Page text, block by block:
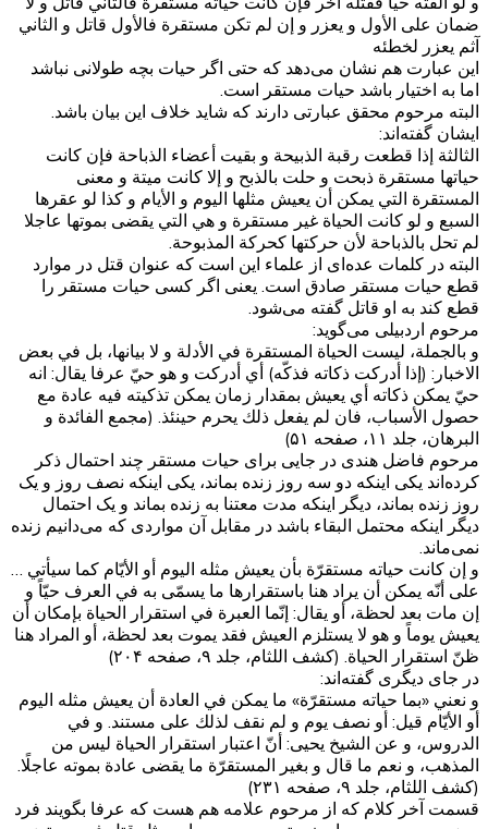
ضمان على الأول و يعزر و إن لم تكن مستقرة فالأول قاتل و الثاني
آثم يعزر لخطئه
این عبارت هم نشان می‌دهد که حتی اگر حیات بچه طولانی نباشد
اما به اختیار باشد حیات مستقر است.
البته مرحوم محقق عبارتی دارند که شاید خلاف این بیان باشد.
ایشان گفته‌اند:
الثالثة إذا قطعت رقبة الذبيحة و بقيت أعضاء الذباحة‌ فإن كانت
حياتها مستقرة ذبحت و حلت بالذبح و إلا كانت ميتة و معنى
المستقرة التي يمكن أن يعيش مثلها اليوم و الأيام و كذا لو عقرها
السبع و لو كانت الحياة غير مستقرة و هي التي يقضى بموتها عاجلا
لم تحل بالذباحة لأن حركتها كحركة المذبوحة.
البته در کلمات عده‌ای از علماء این است که عنوان قتل در موارد
قطع حیات مستقر صادق است. یعنی اگر کسی حیات مستقر را
قطع کند به او قاتل گفته می‌شود.
مرحوم اردبیلی می‌گوید:
و بالجملة، ليست الحياة المستقرة في الأدلة و لا بيانها، بل في بعض
الاخبار: (إذا أدركت ذكاته فذكّه) أي أدركت و هو حيّ عرفا يقال: انه
حيّ يمكن ذكاته أي يعيش بمقدار زمان يمكن تذكيته فيه عادة مع
حصول الأسباب، فان لم يفعل ذلك يحرم حينئذ. (مجمع الفائدة و
البرهان، جلد ۱۱، صفحه ۵۱)
مرحوم فاضل هندی در جایی برای حیات مستقر چند احتمال ذکر
کرده‌اند یکی اینکه دو سه روز زنده بماند، یکی اینکه نصف روز و یک
روز زنده بماند، دیگر اینکه مدت معتنا به زنده بماند و یک احتمال
دیگر اینکه محتمل البقاء باشد در مقابل آن مواردی که می‌دانیم زنده
نمی‌ماند.
و إن كانت حياته مستقرّة بأن يعيش مثله اليوم أو الأيّام كما سيأتي …
على أنّه يمكن أن يراد هنا باستقرارها ما يسمّى به في العرف حيّاً و
إن مات بعد لحظة، أو يقال: إنّما العبرة في استقرار الحياة بإمكان أن
يعيش يوماً و هو لا يستلزم العيش فقد يموت بعد لحظة، أو المراد هنا
ظنّ استقرار الحياة. (کشف اللثام، جلد ۹، صفحه ۲۰۴)
در جای دیگری گفته‌اند:
و نعني «بما حياته مستقرّة» ما يمكن في العادة أن يعيش مثله اليوم
أو الأيّام قيل: أو نصف يوم و لم نقف لذلك على مستند. و في
الدروس، و عن الشيخ يحيى: أنّ اعتبار استقرار الحياة ليس من
المذهب، و نعم ما قال و بغير المستقرّة ما يقضى عادة بموته عاجلًا.
(کشف اللثام، جلد ۹، صفحه ۲۳۱)
قسمت آخر کلام که از مرحوم علامه هم هست که عرفا بگویند فرد